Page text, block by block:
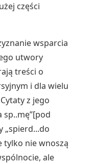
części
wsparcia
utwory
treści o
i dla wielu
z jego
sp..mę”[pod
„spierd...do
tylko nie wnoszą
ale